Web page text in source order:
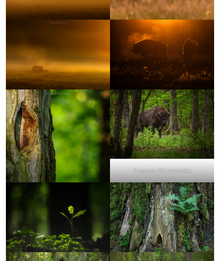
Puszcza Białowieska